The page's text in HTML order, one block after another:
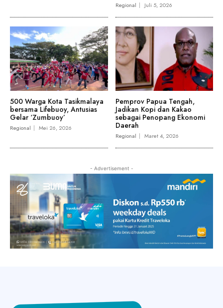
Regional Juli 5, 2026
500 Warga Kota Tasikmalaya
bersama Lifebuoy, Antusias
Gelar ‘Zumbuoy’
Regional Mei 26, 2026
Pemprov Papua Tengah,
Jadikan Kopi dan Kakao
sebagai Penopang Ekonomi
Daerah
Regional Maret 4, 2026
- Advertisement -